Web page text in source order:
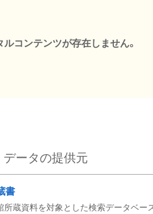
コンテンツが存在しません。
データの提供元
書
蔵資料を対象とした検索データベー